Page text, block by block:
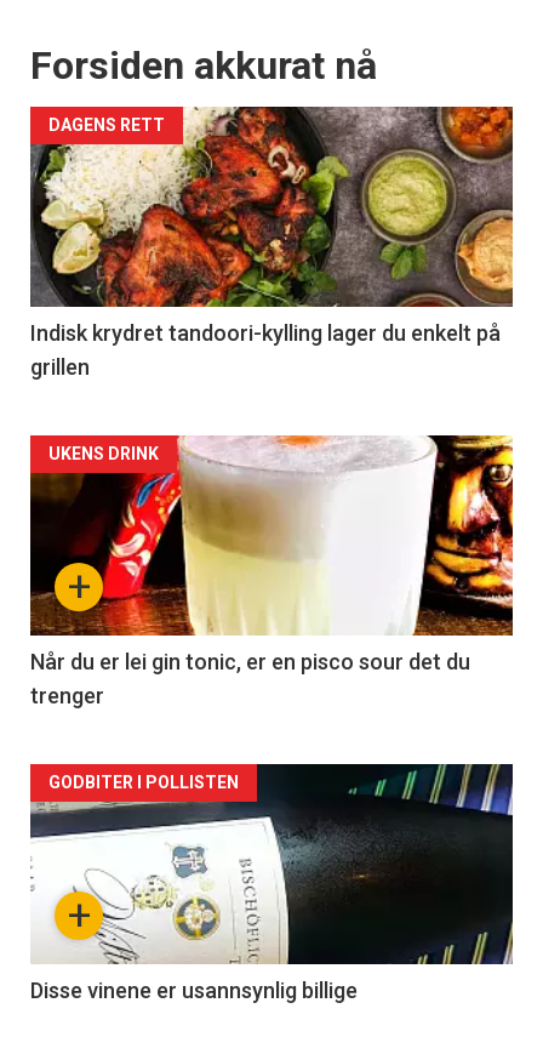
Forsiden akkurat nå
DAGENS RETT
Indisk krydret tandoori-kylling lager du enkelt på
grillen
Forsiden
akkurat
nå
-
2
+
UKENS DRINK
Når du er lei gin tonic, er en pisco sour det du
trenger
Forsiden
akkurat
nå
3
+
GODBITER I POLLISTEN
Disse vinene er usannsynlig billige